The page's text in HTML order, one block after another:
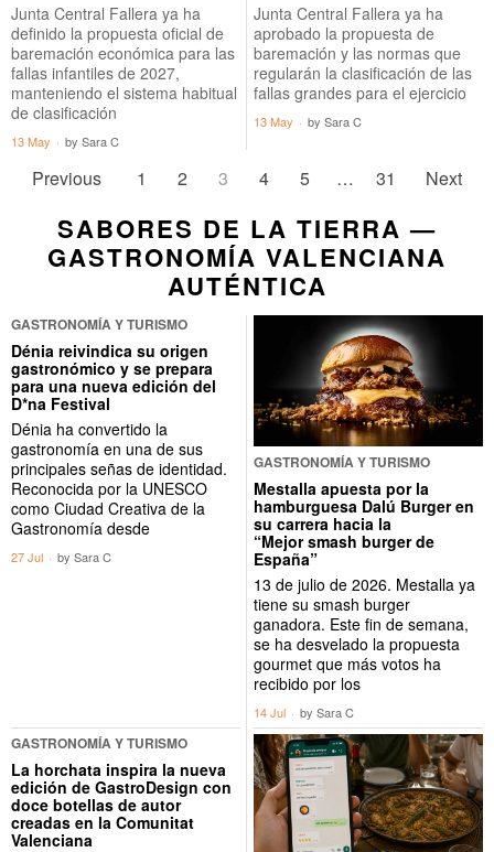
Junta Central Fallera ya ha
definido la propuesta oficial de
baremación económica para las
fallas infantiles de 2027,
manteniendo el sistema habitual
de clasificación
13 May by Sara C
Junta Central Fallera ya ha
aprobado la propuesta de
baremación y las normas que
regularán la clasificación de las
fallas grandes para el ejercicio
13 May by Sara C
Previous 1 2 3 4 5 … 31 Next
SABORES DE LA TIERRA —
GASTRONOMÍA VALENCIANA
AUTÉNTICA
GASTRONOMÍA Y TURISMO
Dénia reivindica su origen
gastronómico y se prepara
para una nueva edición del
D*na Festival
Dénia ha convertido la
gastronomía en una de sus
principales señas de identidad.
Reconocida por la UNESCO
como Ciudad Creativa de la
Gastronomía desde
27 Jul by Sara C
GASTRONOMÍA Y TURISMO
Mestalla apuesta por la
hamburguesa Dalú Burger en
su carrera hacia la
“Mejor smash burger de
España”
13 de julio de 2026. Mestalla ya
tiene su smash burger
ganadora. Este fin de semana,
se ha desvelado la propuesta
gourmet que más votos ha
recibido por los
14 Jul by Sara C
GASTRONOMÍA Y TURISMO
La horchata inspira la nueva
edición de GastroDesign con
doce botellas de autor
creadas en la Comunitat
Valenciana